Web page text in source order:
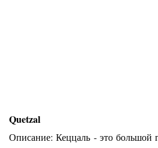
Quetzal
Описание: Кеццаль - это большой